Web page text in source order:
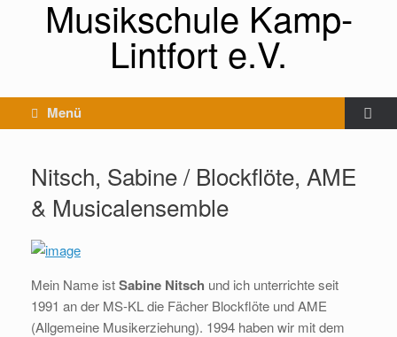
Musikschule Kamp-
Lintfort e.V.
Menü
Nitsch, Sabine / Blockflöte, AME
& Musicalensemble
Mein Name istSabine Nitsch und ich unterrichte seit
1991 an der MS-KL die Fächer Blockflöte und AME
(Allgemeine Musikerziehung). 1994 haben wir mit dem